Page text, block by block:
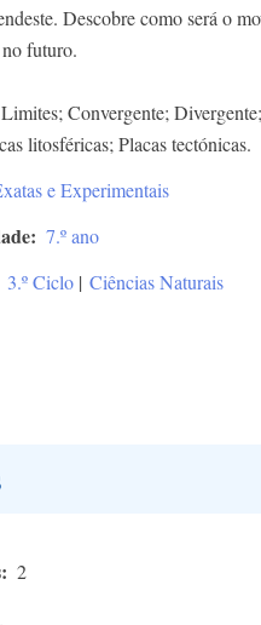
Descobre como será o
futuro.
Limites; Convergente; Divergente;
litosféricas; Placas tectónicas.
e Experimentais
7.º ano
3.º Ciclo | Ciências Naturais
2